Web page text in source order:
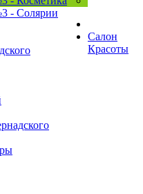
- Солярии
Салон
Красоты